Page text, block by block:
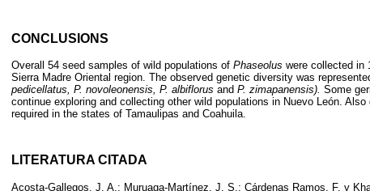
CONCLUSIONS
Overall 54 seed samples of wild populations of Phaseolus were collected in
Sierra Madre Oriental region. The observed genetic diversity was
pedicellatus, P. novoleonensis, P. albiflorus and P. zimapanensis). Some
continue exploring and collecting other wild populations in Nuevo León.
required in the states of Tamaulipas and Coahuila.
LITERATURA CITADA
Acosta-Gallegos, J. A.; Muruaga-Martínez, J. S.; Cárdenas Ramos, F. y